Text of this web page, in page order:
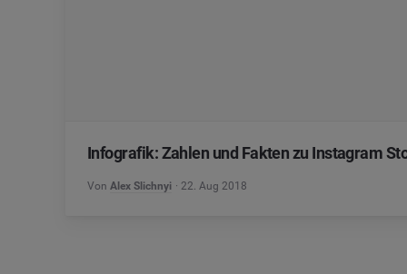
Infografik: Zahlen und Fakten zu Instagram
Von Alex Slichnyi 22. Aug 2018